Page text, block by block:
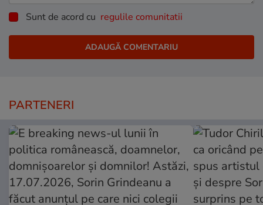
Sunt de acord cu regulile comunitatii
PARTENERI